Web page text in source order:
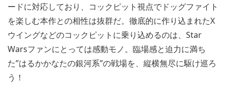
ードに対応しており、コックピット視点でドッグファイト
を楽しむ本作との相性は抜群だ。徹底的に作り込まれたX
ウイングなどのコックピットに乗り込めるのは、Star
Warsファンにとっては感動モノ。臨場感と迫力に満ち
た”はるかかなたの銀河系”の戦場を、縦横無尽に駆け巡ろ
う！